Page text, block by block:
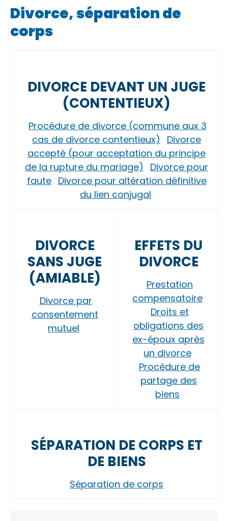
Divorce, séparation de
corps
DIVORCE DEVANT UN JUGE
(CONTENTIEUX)
Procédure de divorce (commune aux 3
cas de divorce contentieux)
Divorce
accepté (pour acceptation du principe
de la rupture du mariage)
Divorce pour
faute Divorce pour altération définitive
du lien conjugal
DIVORCE
SANS JUGE
(AMIABLE)
Divorce par
consentement
mutuel
EFFETS DU
DIVORCE
Prestation
compensatoire
Droits et
obligations des
ex-époux après
un divorce
Procédure de
partage des
biens
SÉPARATION DE CORPS ET
DE BIENS
Séparation de corps